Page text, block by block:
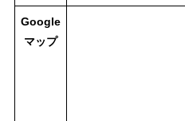
Google
マップ